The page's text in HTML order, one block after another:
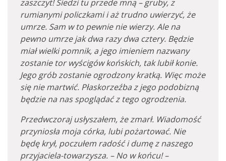
zaszczyt! Siedzi tu przede mną – gruby, z
rumianymi policzkami i aż trudno uwierzyć, że
umrze. Sam w to pewnie nie wierzy. Ale na
pewno umrze jak dwa razy dwa cztery. Będzie
miał wielki pomnik, a jego imieniem nazwany
zostanie tor wyścigów końskich, tak lubił konie.
Jego grób zostanie ogrodzony kratką. Więc może
się nie martwić. Płaskorzeźba z jego podobizną
będzie na nas spoglądać z tego ogrodzenia.
Przedwczoraj usłyszałem, że zmarł. Wiadomość
przyniosła moja córka, lubi pożartować. Nie
będę krył, poczułem radość i dumę z naszego
przyjaciela-towarzysza. – No w końcu! –